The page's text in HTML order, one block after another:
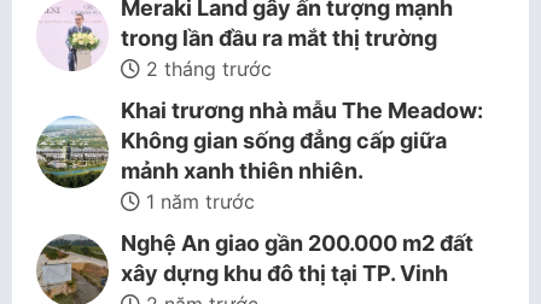
Meraki Land gây ấn tượng mạnh
trong lần đầu ra mắt thị trường
2 tháng trước
Khai trương nhà mẫu The Meadow:
Không gian sống đẳng cấp giữa
mảnh xanh thiên nhiên.
1 năm trước
Nghệ An giao gần 200.000 m2 đất
xây dựng khu đô thị tại TP. Vinh